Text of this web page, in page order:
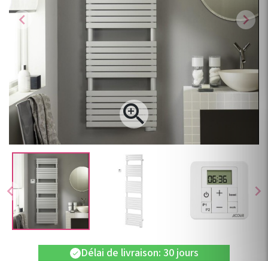
chevron_left chevron_right
chevron_left

chevron_right
check Délai de livraison: 30 jours